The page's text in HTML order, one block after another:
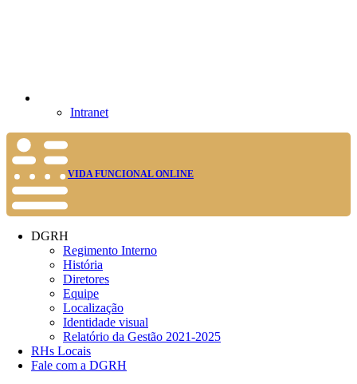
Intranet
VIDA FUNCIONAL ONLINE
DGRH
Regimento Interno
História
Diretores
Equipe
Localização
Identidade visual
Relatório da Gestão 2021-2025
RHs Locais
Fale com a DGRH